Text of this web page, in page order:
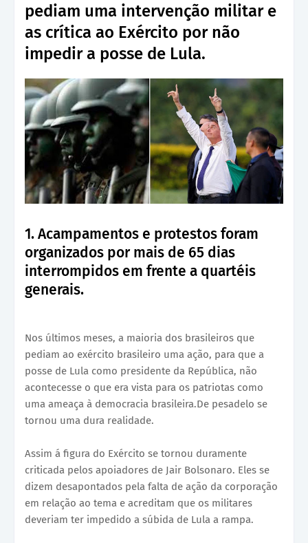
pediam uma intervenção militar e
as crítica ao Exército por não
impedir a posse de Lula.
1. Acampamentos e protestos foram
organizados por mais de 65 dias
interrompidos em frente a quartéis
generais.
Nos últimos meses, a maioria dos brasileiros que
pediam ao exército brasileiro uma ação, para que a
posse de Lula como presidente da República, não
acontecesse o que era vista para os patriotas como
uma ameaça à democracia brasileira.De pesadelo se
tornou uma dura realidade.
Assim á figura do Exército se tornou duramente
criticada pelos apoiadores de Jair Bolsonaro. Eles se
dizem desapontados pela falta de ação da corporação
em relação ao tema e acreditam que os militares
deveriam ter impedido a súbida de Lula a rampa.